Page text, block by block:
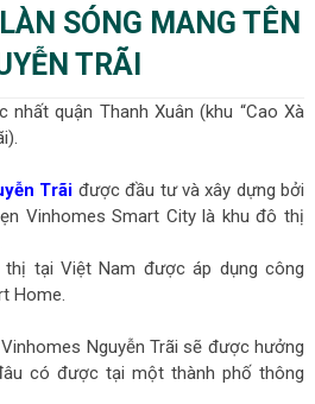
SÓNG MANG TÊN
TRÃI
nhất quận Thanh Xuân (khu “Cao Xà
Trãi được đầu tư và xây dựng bởi
Vinhomes Smart City là khu đô thị
tại Việt Nam được áp dụng công
Home.
Nguyễn Trãi sẽ được hưởng
có được tại một thành phố thông